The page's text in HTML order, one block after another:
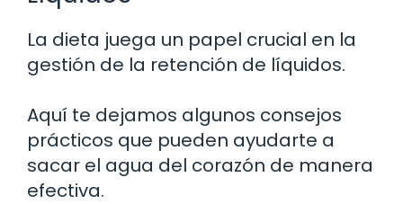
La dieta juega un papel crucial en la
gestión de la retención de líquidos.
Aquí te dejamos algunos consejos
prácticos que pueden ayudarte a
sacar el agua del corazón de manera
efectiva.